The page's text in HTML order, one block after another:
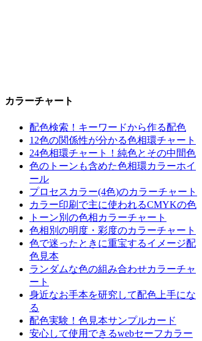
カラーチャート
配色検索！キーワードから作る配色
12色の関係性が分かる色相環チャート
24色相環チャート！純色とその中間色
色のトーンも含めた色相環カラーホイ
ール
プロセスカラー(4色)のカラーチャート
カラー印刷で主に使われるCMYKの色
トーン別の色相カラーチャート
色相別の明度・彩度のカラーチャート
色で迷ったときに重宝するイメージ配
色見本
ランダムな色の組み合わせカラーチャ
ート
身近なお手本を研究して配色上手にな
る
配色実験！色見本サンプルカード
安心して使用できるwebセーフカラー